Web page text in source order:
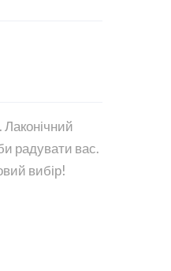
радувати вас.
вибір!